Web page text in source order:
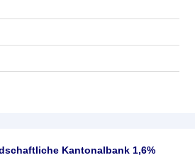
Kantonalbank 1,6%